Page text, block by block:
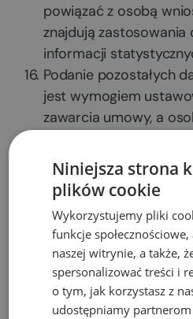
powiązać z osobą
znajdują
informacji
Podanie pozostałych
jest wymogiem
zawarcia umowy, a
nie jest zobowiązana
zbieranych danych
dobrowolne.
danych osobowych
skorzystania z
ograniczenie naszych
zachowań na naszej
Działania
wykorzystaniem
Niniejsza strona
plików cookie
Wykorzystujemy pliki
funkcje
naszej witrynie, a także,
spersonalizować treści i
o tym, jak korzystasz z
udostępniamy partnerom